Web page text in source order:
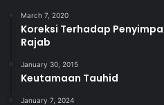
March 7, 2020
Koreksi Terhadap
Rajab
January 30, 2015
Keutamaan Tauhid
January 7, 2024